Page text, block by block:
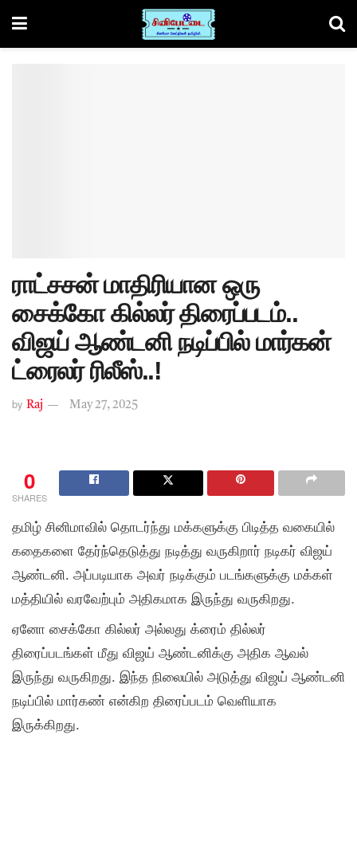
ராட்சசன் மாதிரியான ஒரு
சைக்கோ கில்லர் திரைப்படம்..
விஜய் ஆண்டனி நடிப்பில் மார்கன்
ட்ரைலர் ரிலீஸ்..!
by Raj May 27, 2025
0
SHARES
தமிழ் சினிமாவில் தொடர்ந்து மக்களுக்கு பிடித்த வகையில்
கதைகளை தேர்ந்தெடுத்து நடித்து வருகிறார் நடிகர் விஜய்
ஆண்டனி. அப்படியாக அவர் நடிக்கும் படங்களுக்கு மக்கள்
மத்தியில் வரவேற்பும் அதிகமாக இருந்து வருகிறது.
ஏனோ சைக்கோ கில்லர் அல்லது க்ரைம் தில்லர்
திரைப்படங்கள் மீது விஜய் ஆண்டனிக்கு அதிக ஆவல்
இருந்து வருகிறது. இந்த நிலையில் அடுத்து விஜய் ஆண்டனி
நடிப்பில் மார்கண் என்கிற திரைப்படம் வெளியாக
இருக்கிறது.